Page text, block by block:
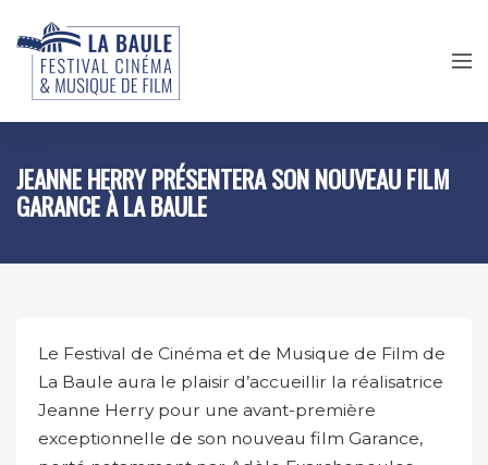
JEANNE HERRY PRÉSENTERA SON NOUVEAU FILM
GARANCE À LA BAULE
Le Festival de Cinéma et de Musique de Film de
La Baule aura le plaisir d’accueillir la réalisatrice
Jeanne Herry pour une avant-première
exceptionnelle de son nouveau film Garance,